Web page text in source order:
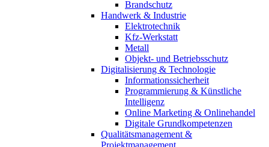
Brandschutz
Handwerk & Industrie
Elektrotechnik
Kfz-Werkstatt
Metall
Objekt- und Betriebsschutz
Digitalisierung & Technologie
Informationssicherheit
Programmierung & Künstliche
Intelligenz
Online Marketing & Onlinehandel
Digitale Grundkompetenzen
Qualitätsmanagement &
Projektmanagement